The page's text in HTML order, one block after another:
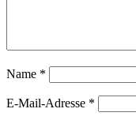
Name *
E-Mail-Adresse *